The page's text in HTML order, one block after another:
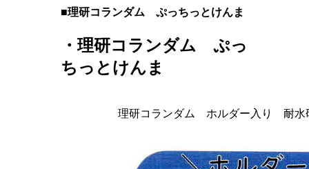
■理研コランダム ぷっちっとけんま
・理研コランダム ぷっ
ちっとけんま
理研コランダム ホルダー入り 耐水